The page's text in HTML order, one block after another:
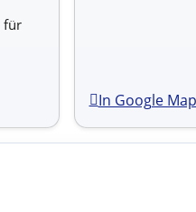
für
In Google